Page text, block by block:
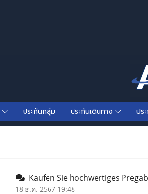
ประกันกลุ่ม ประกันเดินทาง ปร
Kaufen Sie hochwertiges
18 ธ.ค. 2567 19:48